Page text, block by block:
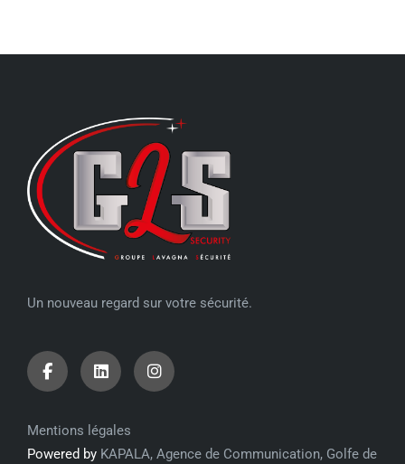
Un nouveau regard sur votre sécurité.
Mentions légales
Powered by KAPALA, Agence de Communication, Golfe de